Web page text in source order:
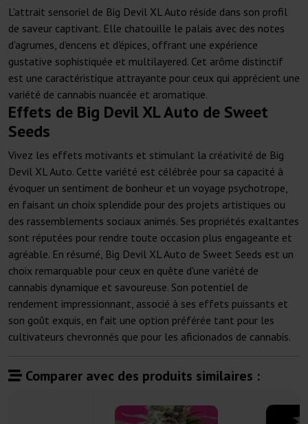
L'attrait sensoriel de Big Devil XL Auto réside dans son profil
de saveur captivant. Elle chatouille le palais avec des notes
d'agrumes, d'encens et d'épices, offrant une expérience
gustative sophistiquée et multilayered. Cet arôme distinctif
est une caractéristique attrayante pour ceux qui apprécient une
variété de cannabis nuancée et aromatique.
Effets de Big Devil XL Auto de Sweet
Seeds
Vivez les effets motivants et stimulant la créativité de Big
Devil XL Auto. Cette variété est célébrée pour sa capacité à
évoquer un sentiment de bonheur et un voyage psychotrope,
en faisant un choix splendide pour des projets artistiques ou
des rassemblements sociaux animés. Ses propriétés exaltantes
sont réputées pour rendre toute occasion plus engageante et
agréable. En résumé, Big Devil XL Auto de Sweet Seeds est un
choix remarquable pour ceux en quête d'une variété de
cannabis dynamique et savoureuse. Son potentiel de
rendement impressionnant, associé à ses effets puissants et
son goût exquis, en fait une option préférée tant pour les
cultivateurs chevronnés que pour les aficionados de cannabis.
Comparer avec des produits similaires :